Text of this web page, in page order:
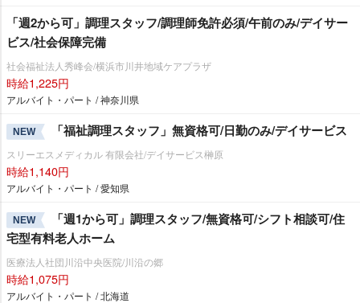
「週2から可」調理スタッフ/調理師免許必須/午前のみ/デイサー
ビス/社会保障完備
社会福祉法人秀峰会/横浜市川井地域ケアプラザ
時給1,225円
アルバイト・パート / 神奈川県
NEW 「福祉調理スタッフ」無資格可/日勤のみ/デイサービス
スリーエスメディカル 有限会社/デイサービス榊原
時給1,140円
アルバイト・パート / 愛知県
NEW
「週1から可」調理スタッフ/無資格可/シフト相談可/住
宅型有料老人ホーム
医療法人社団川沿中央医院/川沿の郷
時給1,075円
アルバイト・パート / 北海道